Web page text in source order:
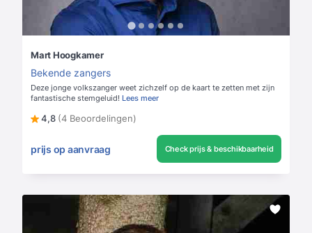
Mart Hoogkamer
Bekende zangers
Deze jonge volkszanger weet zichzelf op de kaart te zetten met zijn
fantastische stemgeluid! Lees meer
4,8 (4 Beoordelingen)
prijs op aanvraag Check prijs & beschikbaarheid